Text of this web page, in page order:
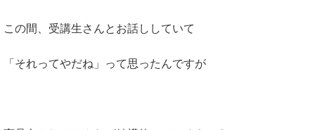
この間、受講生さんとお話ししていて
「それってやだね」って思ったんですが